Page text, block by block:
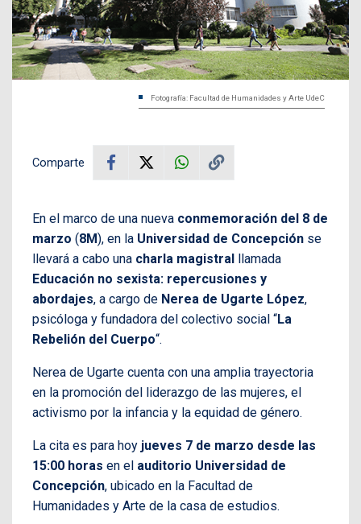
Fotografía: Facultad de Humanidades y Arte UdeC
Comparte
En el marco de una nueva conmemoración del 8 de
marzo (8M), en la Universidad de Concepción se
llevará a cabo una charla magistral llamada
Educación no sexista: repercusiones y
abordajes, a cargo de Nerea de Ugarte López,
psicóloga y fundadora del colectivo social “La
Rebelión del Cuerpo“.
Nerea de Ugarte cuenta con una amplia trayectoria
en la promoción del liderazgo de las mujeres, el
activismo por la infancia y la equidad de género.
La cita es para hoy jueves 7 de marzo desde las
15:00 horas en el auditorio Universidad de
Concepción, ubicado en la Facultad de
Humanidades y Arte de la casa de estudios.